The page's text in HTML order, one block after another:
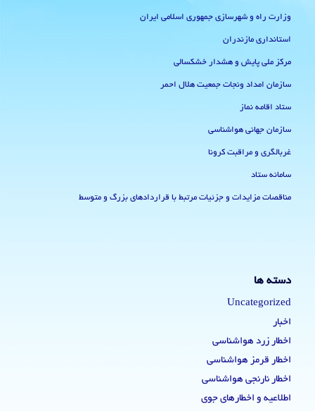
وزارت راه و شهرسازی جمهوری اسلامی ایران
استانداری مازندران
مرکز ملی پایش و هشدار خشکسالی
سازمان امداد ونجات جمعیت هلال احمر
ستاد اقامه نماز
سازمان جهانی هواشناسی
غربالگری و مراقبت کرونا
سامانه ستاد
مناقصات مزایدات و جزئیات مرتبط با قراردادهای بزرگ و متوسط
دسته ها
Uncategorized
اخبار
اخطار زرد هواشناسی
اخطار قرمز هواشناسی
اخطار نارنجی هواشناسی
اطلاعیه و اخطارهای جوی